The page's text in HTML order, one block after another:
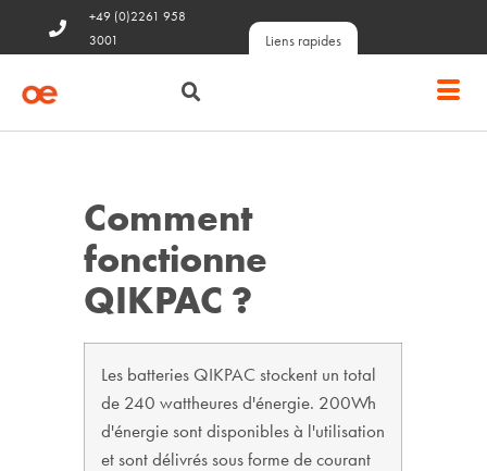
+49 (0)2261 958
3001
Liens rapides
Comment
fonctionne
QIKPAC ?
Les batteries QIKPAC stockent un total
de 240 wattheures d'énergie. 200Wh
d'énergie sont disponibles à l'utilisation
et sont délivrés sous forme de courant